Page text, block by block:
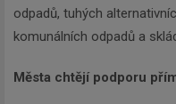
odpadů, tuhých
komunálních odpadů a
Města chtějí podporu